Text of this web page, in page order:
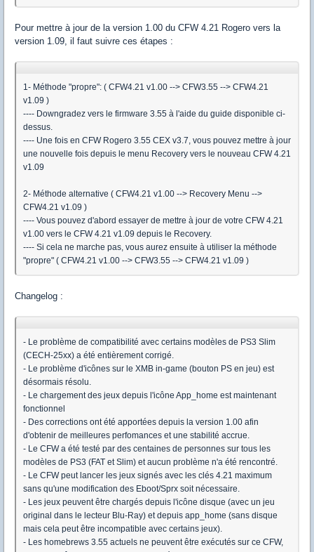
Pour mettre à jour de la version 1.00 du CFW 4.21 Rogero vers la
version 1.09, il faut suivre ces étapes :
1- Méthode "propre": ( CFW4.21 v1.00 --> CFW3.55 --> CFW4.21
v1.09 )
---- Downgradez vers le firmware 3.55 à l'aide du guide disponible ci-
dessus.
---- Une fois en CFW Rogero 3.55 CEX v3.7, vous pouvez mettre à jour
une nouvelle fois depuis le menu Recovery vers le nouveau CFW 4.21
v1.09
2- Méthode alternative ( CFW4.21 v1.00 --> Recovery Menu -->
CFW4.21 v1.09 )
---- Vous pouvez d'abord essayer de mettre à jour de votre CFW 4.21
v1.00 vers le CFW 4.21 v1.09 depuis le Recovery.
---- Si cela ne marche pas, vous aurez ensuite à utiliser la méthode
"propre" ( CFW4.21 v1.00 --> CFW3.55 --> CFW4.21 v1.09 )
Changelog :
- Le problème de compatibilité avec certains modèles de PS3 Slim
(CECH-25xx) a été entièrement corrigé.
- Le problème d'icônes sur le XMB in-game (bouton PS en jeu) est
désormais résolu.
- Le chargement des jeux depuis l'icône App_home est maintenant
fonctionnel
- Des corrections ont été apportées depuis la version 1.00 afin
d'obtenir de meilleures perfomances et une stabilité accrue.
- Le CFW a été testé par des centaines de personnes sur tous les
modèles de PS3 (FAT et Slim) et aucun problème n'a été rencontré.
- Le CFW peut lancer les jeux signés avec les clés 4.21 maximum
sans qu'une modification des Eboot/Sprx soit nécessaire.
- Les jeux peuvent être chargés depuis l'icône disque (avec un jeu
original dans le lecteur Blu-Ray) et depuis app_home (sans disque
mais cela peut être incompatible avec certains jeux).
- Les homebrews 3.55 actuels ne peuvent être exécutés sur ce CFW,